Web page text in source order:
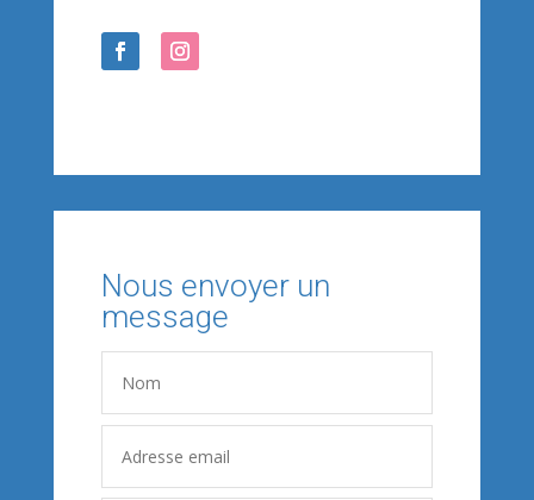
Nous envoyer un
message